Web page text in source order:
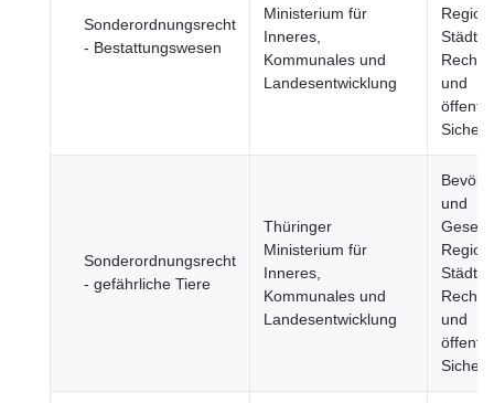
Sonderordnungsrecht
- Bestattungswesen
Ministerium für
Inneres,
Kommunales und
Landesentwicklung
und
Sonderordnungsrecht
- gefährliche Tiere
Thüringer
Ministerium für
Inneres,
Kommunales und
Landesentwicklung
und
und